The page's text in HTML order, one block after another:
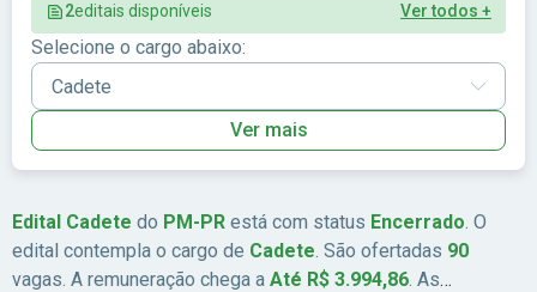
2editais disponíveis Ver todos +
Selecione o cargo abaixo:
Ver mais
Edital Cadete do PM-PR está com status Encerrado. O
edital contempla o cargo de Cadete. São ofertadas 90
vagas. A remuneração chega a Até R$ 3.994,86. As